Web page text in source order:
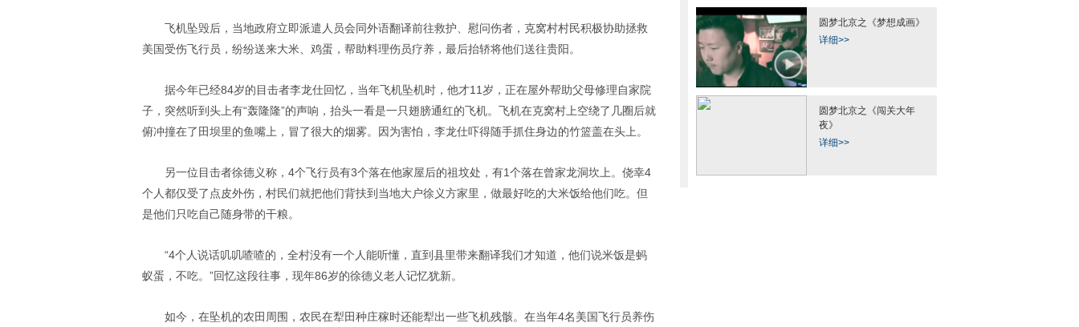
飞机坠毁后，当地政府立即派遣人员会同外语翻译前往救护、慰问伤者，克窝村村民积极协助拯救
美国受伤飞行员，纷纷送来大米、鸡蛋，帮助料理伤员疗养，最后抬轿将他们送往贵阳。
据今年已经84岁的目击者李龙仕回忆，当年飞机坠机时，他才11岁，正在屋外帮助父母修理自家院
子，突然听到头上有“轰隆隆”的声响，抬头一看是一只翅膀通红的飞机。飞机在克窝村上空绕了几圈后就
俯冲撞在了田坝里的鱼嘴上，冒了很大的烟雾。因为害怕，李龙仕吓得随手抓住身边的竹篮盖在头上。
另一位目击者徐德义称，4个飞行员有3个落在他家屋后的祖坟处，有1个落在曾家龙洞坎上。侥幸4
个人都仅受了点皮外伤，村民们就把他们背扶到当地大户徐义方家里，做最好吃的大米饭给他们吃。但
是他们只吃自己随身带的干粮。
“4个人说话叽叽喳喳的，全村没有一个人能听懂，直到县里带来翻译我们才知道，他们说米饭是蚂
蚁蛋，不吃。”回忆这段往事，现年86岁的徐德义老人记忆犹新。
如今，在坠机的农田周围，农民在犁田种庄稼时还能犁出一些飞机残骸。在当年4名美国飞行员养伤
圆梦北京之《梦想成画》
详细>>
圆梦北京之《闯关大年
夜》
详细>>